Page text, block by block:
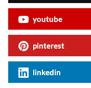
youtube
pinterest
linkedin